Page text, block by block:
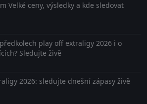
Velké ceny, výsledky a kde sledovat
play off extraligy 2026 i o
Sledujte živě
2026: sledujte dnešní zápasy živě